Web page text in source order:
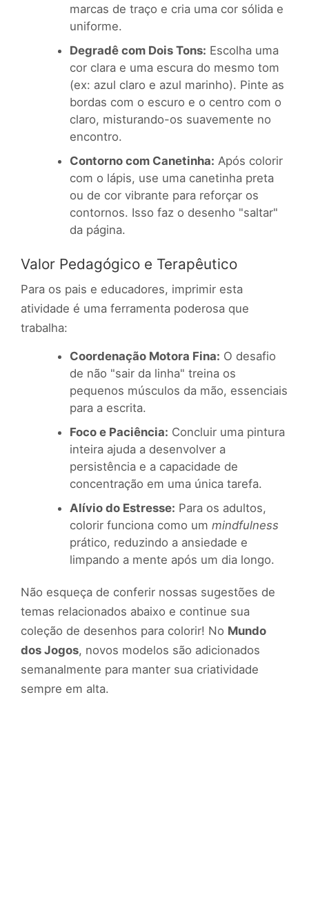
marcas de traço e cria uma cor sólida e
uniforme.
Degradê com Dois Tons: Escolha uma
cor clara e uma escura do mesmo tom
(ex: azul claro e azul marinho). Pinte as
bordas com o escuro e o centro com o
claro, misturando-os suavemente no
encontro.
Contorno com Canetinha: Após colorir
com o lápis, use uma canetinha preta
ou de cor vibrante para reforçar os
contornos. Isso faz o desenho "saltar"
da página.
Valor Pedagógico e Terapêutico
Para os pais e educadores, imprimir esta
atividade é uma ferramenta poderosa que
trabalha:
Coordenação Motora Fina: O desafio
de não "sair da linha" treina os
pequenos músculos da mão, essenciais
para a escrita.
Foco e Paciência: Concluir uma pintura
inteira ajuda a desenvolver a
persistência e a capacidade de
concentração em uma única tarefa.
Alívio do Estresse: Para os adultos,
colorir funciona como um mindfulness
prático, reduzindo a ansiedade e
limpando a mente após um dia longo.
Não esqueça de conferir nossas sugestões de
temas relacionados abaixo e continue sua
coleção de desenhos para colorir! No Mundo
dos Jogos, novos modelos são adicionados
semanalmente para manter sua criatividade
sempre em alta.